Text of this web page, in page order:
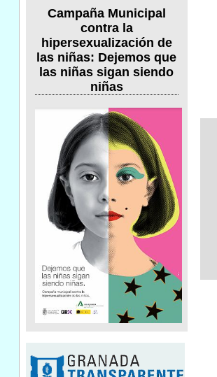
Campaña Municipal
contra la
hipersexualización de
las niñas: Dejemos que
las niñas sigan siendo
niñas